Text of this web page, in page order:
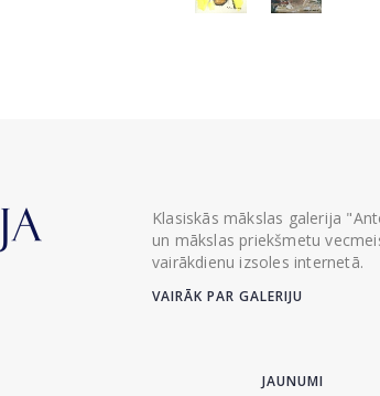
Klasiskās mākslas galerija
un mākslas priekšmetu
vairākdienu izsoles internetā.
VAIRĀK PAR GALERIJU
JAUNUMI